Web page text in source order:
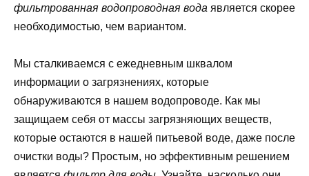
фильтрованная водопроводная вода является скорее
необходимостью, чем вариантом.
Мы сталкиваемся с ежедневным шквалом
информации о загрязнениях, которые
обнаруживаются в нашем водопроводе. Как мы
защищаем себя от массы загрязняющих веществ,
которые остаются в нашей питьевой воде, даже после
очистки воды? Простым, но эффективным решением